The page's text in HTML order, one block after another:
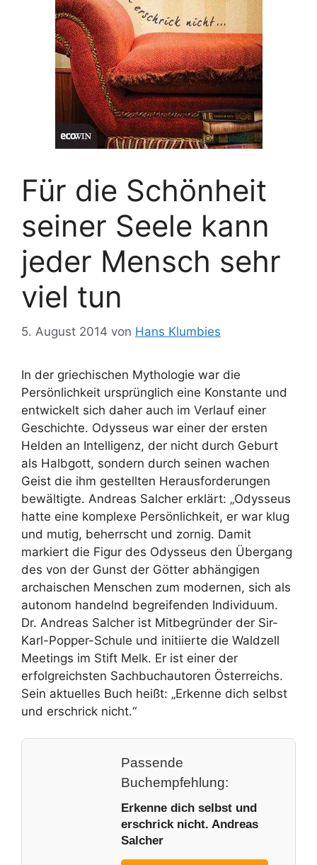
Für die Schönheit
seiner Seele kann
jeder Mensch sehr
viel tun
5. August 2014 von Hans Klumbies
In der griechischen Mythologie war die
Persönlichkeit ursprünglich eine Konstante und
entwickelt sich daher auch im Verlauf einer
Geschichte. Odysseus war einer der ersten
Helden an Intelligenz, der nicht durch Geburt
als Halbgott, sondern durch seinen wachen
Geist die ihm gestellten Herausforderungen
bewältigte. Andreas Salcher erklärt: „Odysseus
hatte eine komplexe Persönlichkeit, er war klug
und mutig, beherrscht und zornig. Damit
markiert die Figur des Odysseus den Übergang
des von der Gunst der Götter abhängigen
archaischen Menschen zum modernen, sich als
autonom handelnd begreifenden Individuum.
Dr. Andreas Salcher ist Mitbegründer der Sir-
Karl-Popper-Schule und initiierte die Waldzell
Meetings im Stift Melk. Er ist einer der
erfolgreichsten Sachbuchautoren Österreichs.
Sein aktuelles Buch heißt: „Erkenne dich selbst
und erschrick nicht.“
Passende
Buchempfehlung:
Erkenne dich selbst und
erschrick nicht. Andreas
Salcher